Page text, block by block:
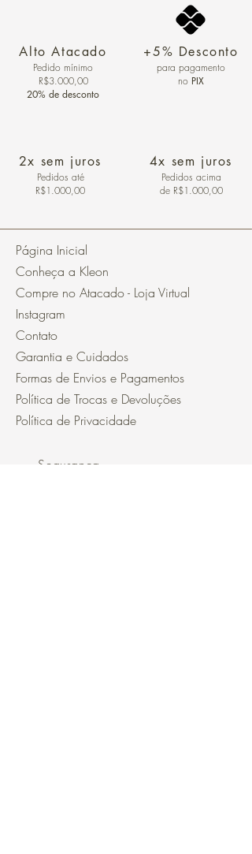
Alto Atacado
Pedido mínimo
R$3.000,00
20% de desconto
2x sem juros
Pedidos até
R$1.000,00
+5% Desconto
para pagamento
no PIX
4x sem juros
Pedidos acima
de R$1.000,00
Página Inicial
Conheça a Kleon
Compre no Atacado - Loja Virtual
Instagram
Contato
Garantia e Cuidados
Formas de Envios e Pagamentos
Política de Trocas e Devoluções
Política de Privacidade
Segurança